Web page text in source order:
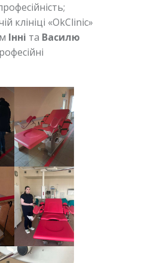
клініці «OkClinic»
Інні та Василю